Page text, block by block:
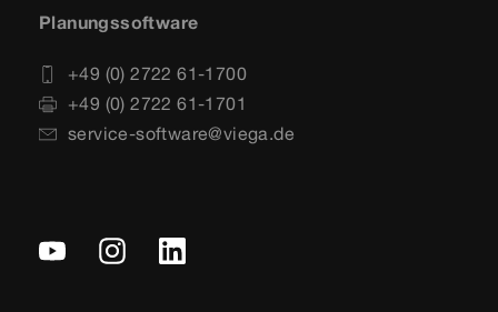
Planungssoftware
+49 (0) 2722 61-1700
+49 (0) 2722 61-1701
service-software@viega.de